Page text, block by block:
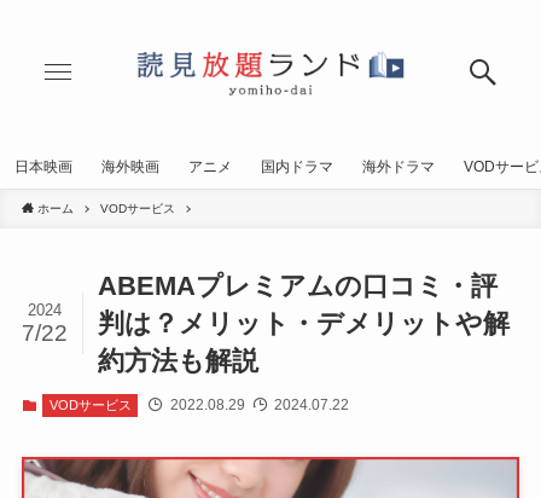
日本映画 海外映画 アニメ 国内ドラマ 海外ドラマ VODサー
ホーム VODサービス
ABEMAプレミアムの口コミ・評
判は？メリット・デメリットや解
約方法も解説
2024
7/22
VODサービス 2022.08.29 2024.07.22